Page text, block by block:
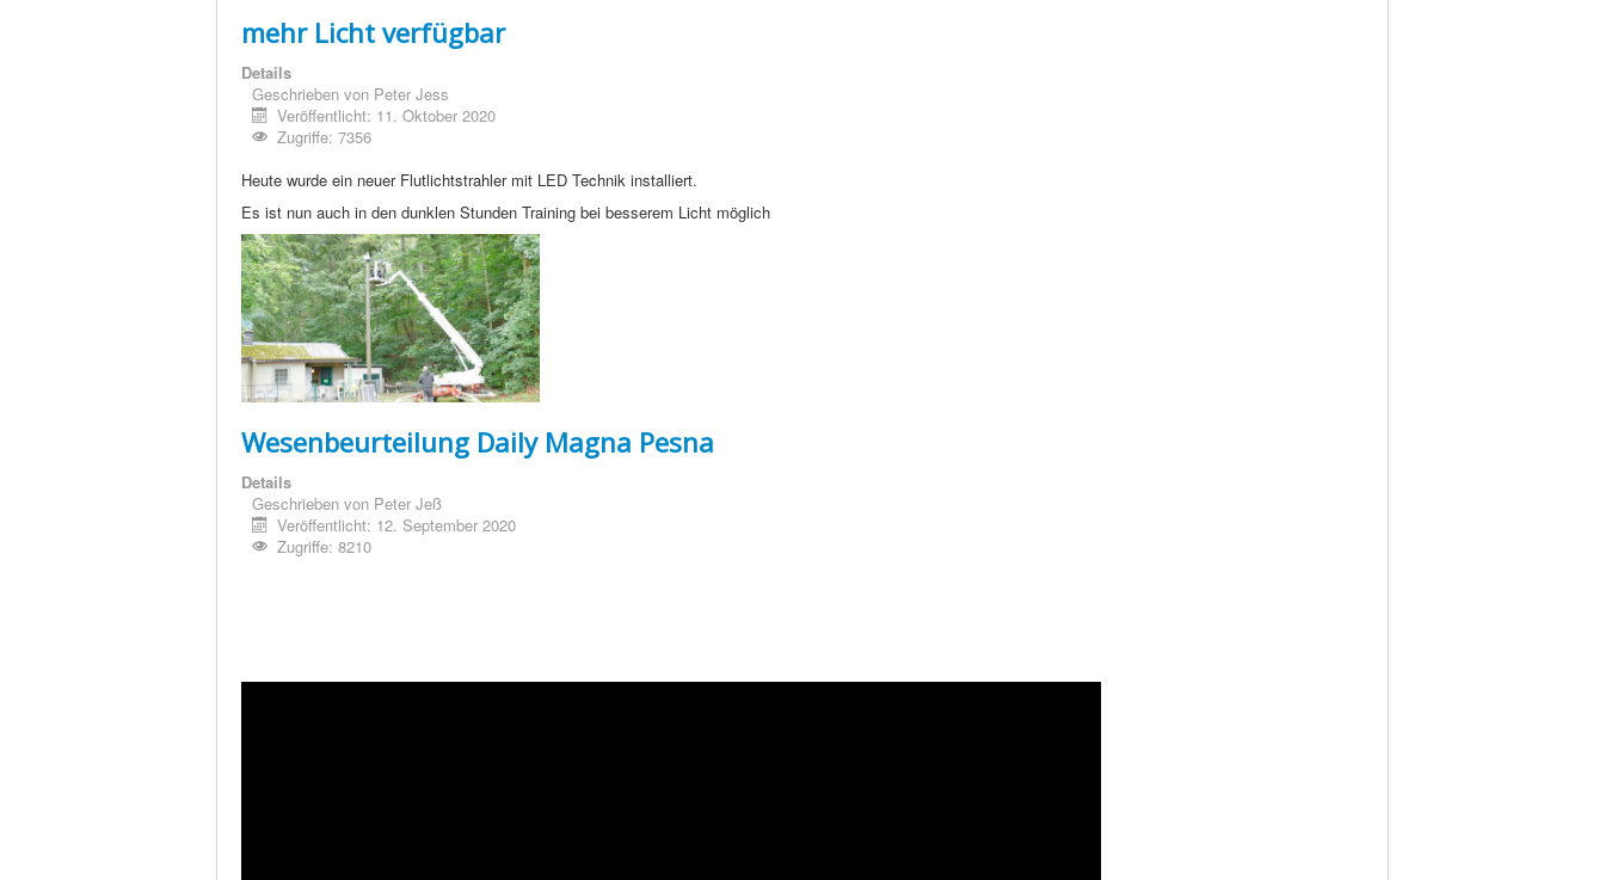
mehr Licht verfügbar
Details
Geschrieben von Peter Jess
Veröffentlicht: 11. Oktober 2020
Zugriffe: 7356
Heute wurde ein neuer Flutlichtstrahler mit LED Technik installiert.
Es ist nun auch in den dunklen Stunden Training bei besserem Licht möglich
Wesenbeurteilung Daily Magna Pesna
Details
Geschrieben von Peter Jeß
Veröffentlicht: 12. September 2020
Zugriffe: 8210